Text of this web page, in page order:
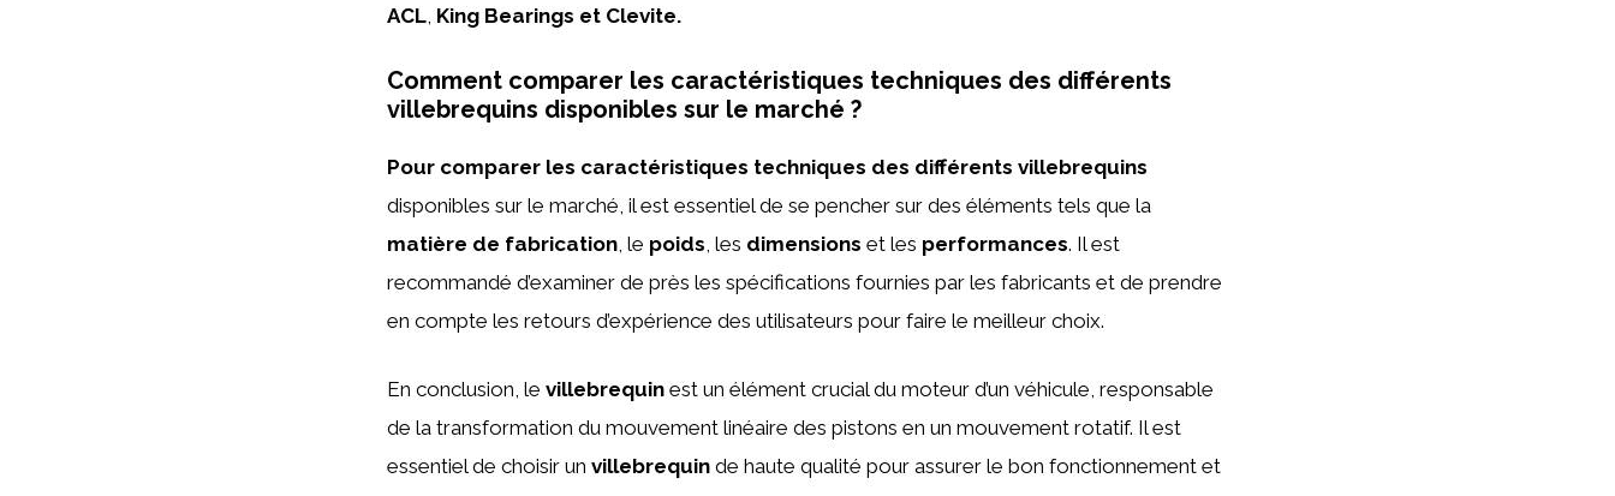
ACL, King Bearings et Clevite.
Comment comparer les caractéristiques techniques des différents
villebrequins disponibles sur le marché ?
Pour comparer les caractéristiques techniques des différents villebrequins
disponibles sur le marché, il est essentiel de se pencher sur des éléments tels que la
matière de fabrication , le poids , les dimensions et les performances. Il est
recommandé d’examiner de près les spécifications fournies par les fabricants et de prendre
en compte les retours d’expérience des utilisateurs pour faire le meilleur choix.
En conclusion, le villebrequin est un élément crucial du moteur d’un véhicule, responsable
de la transformation du mouvement linéaire des pistons en un mouvement rotatif. Il est
essentiel de choisir un villebrequin de haute qualité pour assurer le bon fonctionnement et